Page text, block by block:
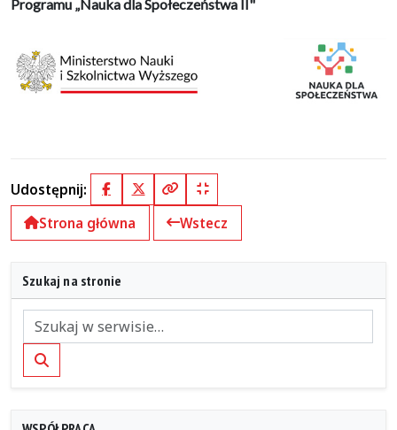
Programu „Nauka dla Społeczeństwa II"
Udostępnij: FacebookX (Twitter)
Kopiuj pełny link
Kopiuj krótki link
Strona główna
Wstecz
Szukaj na stronie
Szukaj